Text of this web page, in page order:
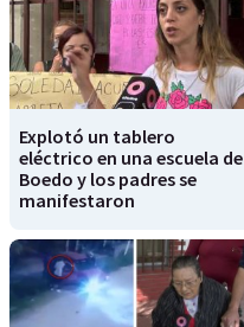
Explotó un tablero
eléctrico en una escuela de
Boedo y los padres se
manifestaron